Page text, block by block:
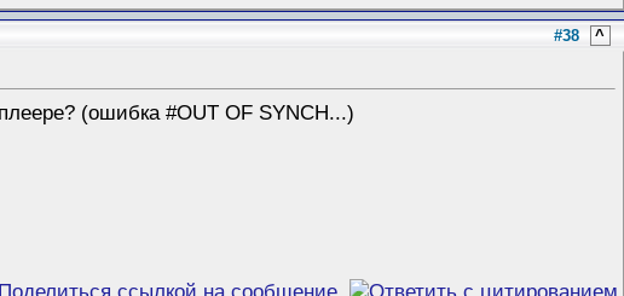
#38 ^
(ошибка #OUT OF SYNCH...)